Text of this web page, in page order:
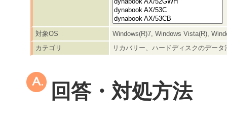
対象OS
Windows(R)7, Windows Vista(R),
カテゴリ
リカバリー、ハードディスクのデータ
回答・対処方法